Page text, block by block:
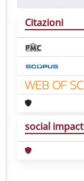
Citazioni
social impact